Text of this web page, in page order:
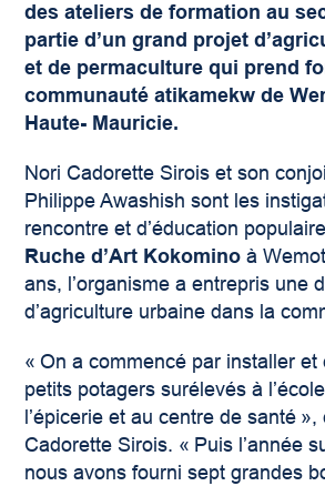
des ateliers de formation au
partie d’un grand projet
et de permaculture qui prend
communauté atikamekw de
Haute- Mauricie.
Nori Cadorette Sirois et son
Philippe Awashish sont les
rencontre et d’éducation
Ruche d’Art Kokomino à
ans, l’organisme a entrepris une
d’agriculture urbaine dans la
« On a commencé par installer et
petits potagers surélevés à
l’épicerie et au centre de santé
Cadorette Sirois. « Puis l’année
nous avons fourni sept grandes